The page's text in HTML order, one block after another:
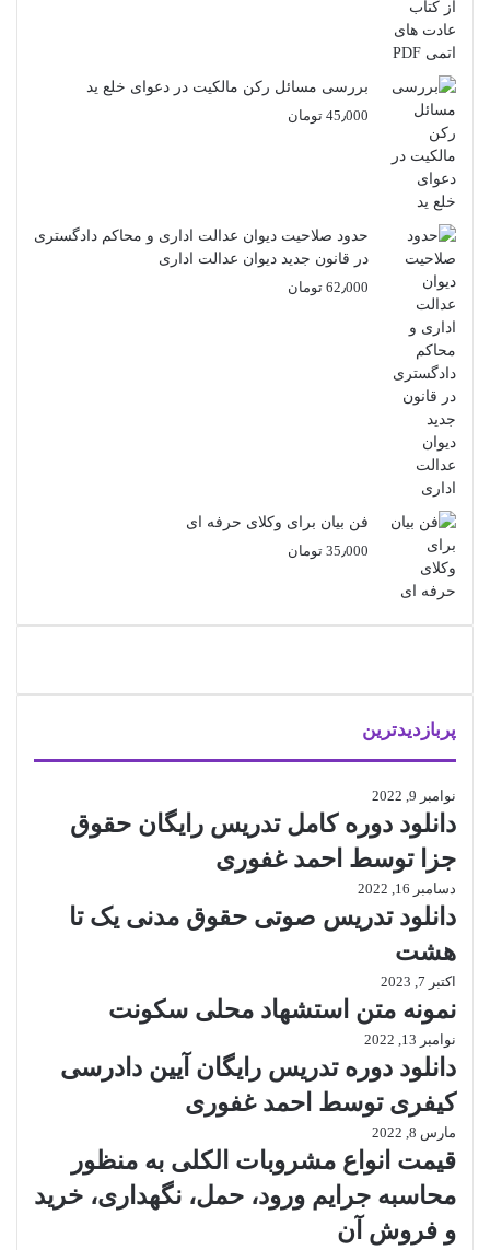
بررسی مسائل رکن مالکیت در دعوای خلع ید
45٫000 تومان
حدود صلاحیت دیوان عدالت اداری و محاکم دادگستری
در قانون جدید دیوان عدالت اداری
62٫000 تومان
فن بیان برای وکلای حرفه ای
35٫000 تومان
پربازدیدترین
نوامبر 9, 2022
دانلود دوره کامل تدریس رایگان حقوق
جزا توسط احمد غفوری
دسامبر 16, 2022
دانلود تدریس صوتی حقوق مدنی یک تا
هشت
اکتبر 7, 2023
نمونه متن استشهاد محلی سکونت
نوامبر 13, 2022
دانلود دوره تدریس رایگان آیین دادرسی
کیفری توسط احمد غفوری
مارس 8, 2022
قیمت انواع مشروبات الکلی به منظور
محاسبه جرایم ورود، حمل، نگهداری، خرید
و فروش آن